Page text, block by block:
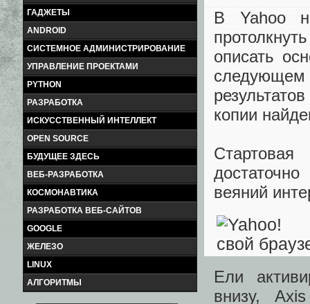
ГАДЖЕТЫ
ANDROID
СИСТЕМНОЕ АДМИНИСТРИРОВАНИЕ
УПРАВЛЕНИЕ ПРОЕКТАМИ
PYTHON
РАЗРАБОТКА
ИСКУССТВЕННЫЙ ИНТЕЛЛЕКТ
OPEN SOURCE
БУДУЩЕЕ ЗДЕСЬ
ВЕБ-РАЗРАБОТКА
КОСМОНАВТИКА
РАЗРАБОТКА ВЕБ-САЙТОВ
GOOGLE
ЖЕЛЕЗО
LINUX
АЛГОРИТМЫ
В Yahoo
описать
следующем
копии
веяний
Ели
внизу,